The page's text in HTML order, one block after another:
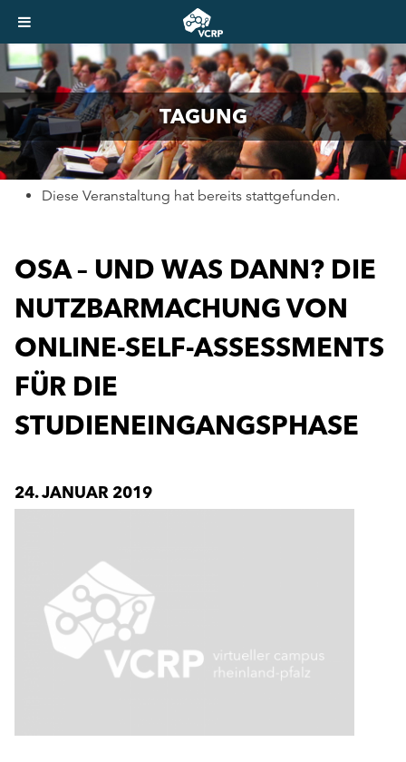
TAGUNG
Diese Veranstaltung hat bereits stattgefunden.
OSA – UND WAS DANN? DIE
NUTZBARMACHUNG VON
ONLINE-SELF-ASSESSMENTS
FÜR DIE
STUDIENEINGANGSPHASE
24. JANUAR 2019